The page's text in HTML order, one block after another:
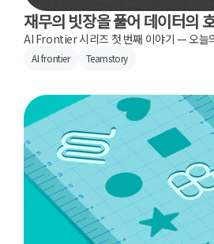
재무의 빗장을 풀어 데이터의
AI Frontier 시리즈 첫 번째 이야기 — 오늘
AI frontier Teamstory